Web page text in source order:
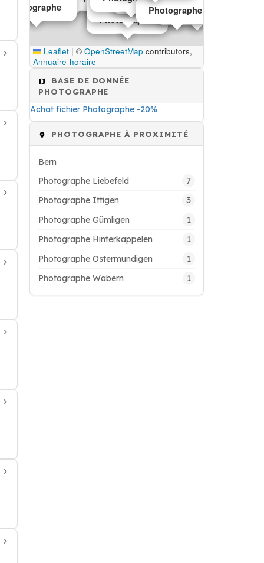
Photographe
Photographe
Photographe
Photographe
Photographe
Photographe
Leaflet | © OpenStreetMap contributors,
Annuaire-horaire
BASE DE DONNÉE
PHOTOGRAPHE
Achat fichier Photographe -20%
PHOTOGRAPHE À PROXIMITÉ
Bern
Photographe Liebefeld
7
Photographe Ittigen 3
Photographe Gümligen 1
Photographe Hinterkappelen 1
Photographe Ostermundigen 1
Photographe Wabern 1